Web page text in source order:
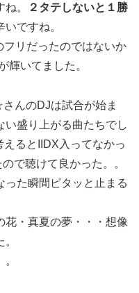
。
２タテしないと１勝
ですね。
リだったのではないか
輝いてました。
んのDJは試合が始ま
い盛り上がる曲たちでし
るとIIDX入ってなかっ
で聴けて良かった。。
った瞬間ピタッと止まる
花・真夏の夢・・・想像